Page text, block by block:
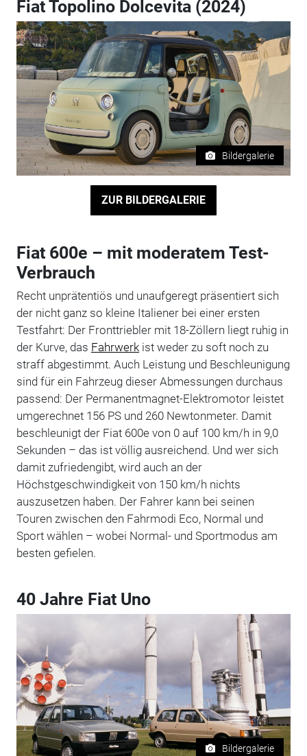
Fiat Topolino Dolcevita (2024)
Bildergalerie
ZUR BILDERGALERIE
Fiat 600e – mit moderatem Test-
Verbrauch
Recht unprätentiös und unaufgeregt präsentiert sich
der nicht ganz so kleine Italiener bei einer ersten
Testfahrt: Der Fronttriebler mit 18-Zöllern liegt ruhig in
der Kurve, das Fahrwerkist weder zu soft noch zu
straff abgestimmt. Auch Leistung und Beschleunigung
sind für ein Fahrzeug dieser Abmessungen durchaus
passend: Der Permanentmagnet-Elektromotor leistet
umgerechnet 156 PS und 260 Newtonmeter. Damit
beschleunigt der Fiat 600e von 0 auf 100 km/h in 9,0
Sekunden – das ist völlig ausreichend. Und wer sich
damit zufriedengibt, wird auch an der
Höchstgeschwindigkeit von 150 km/h nichts
auszusetzen haben. Der Fahrer kann bei seinen
Touren zwischen den Fahrmodi Eco, Normal und
Sport wählen – wobei Normal- und Sportmodus am
besten gefielen.
40 Jahre Fiat Uno
Bildergalerie